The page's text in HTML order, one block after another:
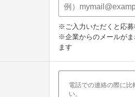
※ご入力いただくと応
※企業からのメールが
ます